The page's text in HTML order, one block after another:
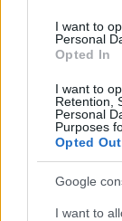
I want to
Personal
Opted In
I want to
Retention,
Personal
Purposes
Opted Out
Google
I want to